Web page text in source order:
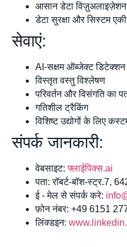
आसान डेटा
डेटा सुरक्षा और सिस्टम
सेवाएं:
AI-सक्षम ऑब्जेक्ट
विस्तृत वस्तु विश्लेषण
परिवर्तन और विसंगति का
गतिशील ट्रैकिंग
विशिष्ट उद्योगों के लिए
संपर्क जानकारी:
वेबसाइट:फ्लाईपिक्स.ai
पता: रॉबर्ट-बॉश-स्ट्र.7,
ई - मेल से संपर्क करे:
फ़ोन नंबर: +49 6151
लिंक्डइन: